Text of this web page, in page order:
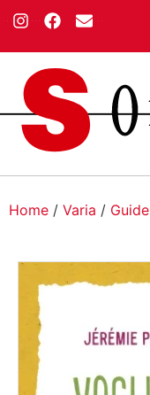
Home / Varia / Guide